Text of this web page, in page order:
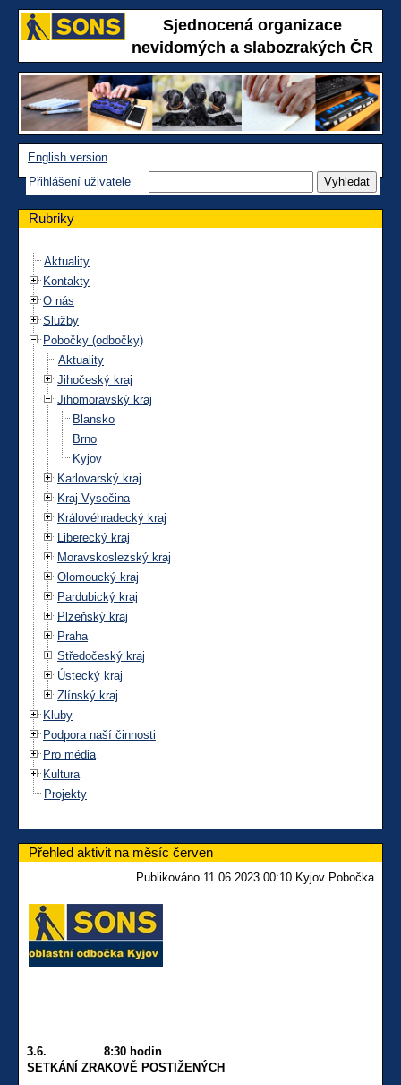
Sjednocená organizace
nevidomých a slabozrakých ČR
English version
Přihlášení uživatele
Rubriky
Aktuality
Kontakty
O nás
Služby
Pobočky (odbočky)
Aktuality
Jihočeský kraj
Jihomoravský kraj
Blansko
Brno
Kyjov
Karlovarský kraj
Kraj Vysočina
Královéhradecký kraj
Liberecký kraj
Moravskoslezský kraj
Olomoucký kraj
Pardubický kraj
Plzeňský kraj
Praha
Středočeský kraj
Ústecký kraj
Zlínský kraj
Kluby
Podpora naší činnosti
Pro média
Kultura
Projekty
Přehled aktivit na měsíc červen
Publikováno 11.06.2023 00:10 Kyjov Pobočka
3.6. 8:30 hodin
SETKÁNÍ ZRAKOVĚ POSTIŽENÝCH